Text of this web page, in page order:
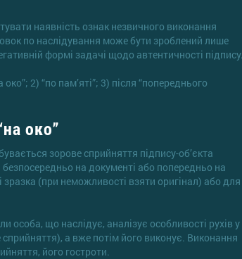
наявність ознак незвичного виконання
по наслідування може бути зроблений лише
формі задачі щодо автентичності підпису.
2) “по пам’яті”; 3) після “попереднього
око”
зорове сприйняття підпису-об’єкта
на документі або попередньо на
(при неможливості взяти оригінал) або для
особа, що наслідує, аналізує особливості рухів у
а вже потім його виконує. Виконання
його гостроти.